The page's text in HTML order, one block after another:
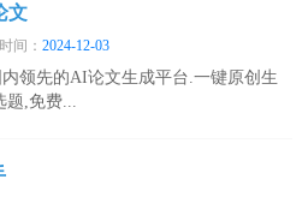
文
时间：2024-12-03
领先的AI论文生成平台.一键原创生
,免费...